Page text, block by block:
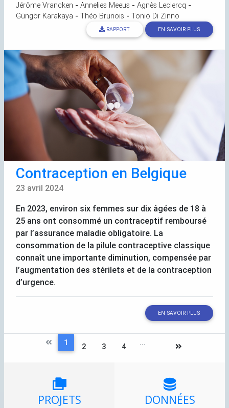
Jérôme Vrancken - Annelies Meeus - Agnès Leclercq -
Güngör Karakaya - Théo Brunois - Tonio Di Zinno
RAPPORT EN SAVOIR PLUS
Contraception en Belgique
23 avril 2024
En 2023, environ six femmes sur dix âgées de 18 à
25 ans ont consommé un contraceptif remboursé
par l’assurance maladie obligatoire. La
consommation de la pilule contraceptive classique
connaît une importante diminution, compensée par
l’augmentation des stérilets et de la contraception
d’urgence.
EN SAVOIR PLUS
1 2 3 4 ...
PROJETS DONNÉES